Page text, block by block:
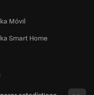
Móvil
Smart Home